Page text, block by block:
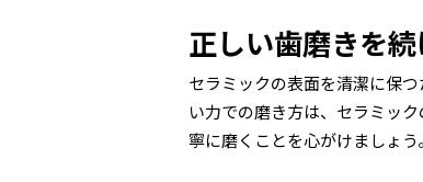
正しい歯磨きを続
セラミックの表面を清潔に保
い力での磨き方は、セラミッ
寧に磨くことを心がけましょう。